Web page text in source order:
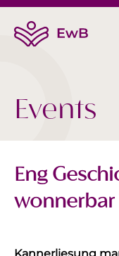
Events
Eng